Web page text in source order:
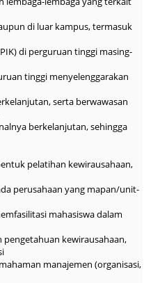
di luar kampus, termasuk
di perguruan tinggi masing-
tinggi menyelenggarakan
serta berwawasan
berkelanjutan, sehingga
pelatihan kewirausahaan,
perusahaan yang mapan/unit-
mahasiswa dalam
kewirausahaan,
manajemen (organisasi,